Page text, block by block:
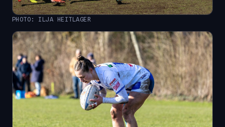
PHOTO: ILJA HEITLAGER